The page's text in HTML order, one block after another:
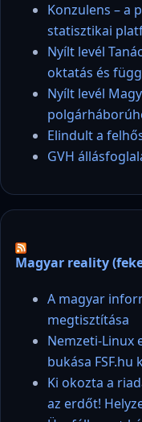
Konzulens – a
statisztikai
Nyílt levél
oktatás és
Nyílt levél
Elindult a
GVH
Magyar reality
A magyar
megtisztítása
Nemzeti-Linux
bukása
Ki okozta a
az erdőt!